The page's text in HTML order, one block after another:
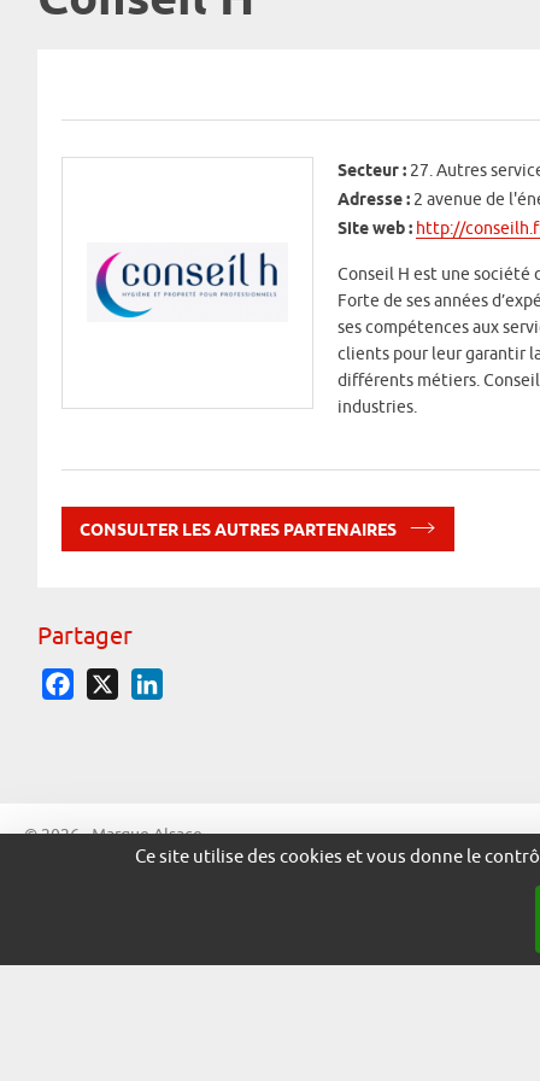
Secteur : 27. Autres
Adresse : 2 avenue de
Site web : http://
Conseil H est une société
Forte de ses années
ses compétences aux
clients pour leur garantir
différents métiers.
industries.
CONSULTER LES AUTRES PARTENAIRES
Partager
Facebook
© 2026 - Marque Alsace
Ce site utilise des cookies et vous donne le